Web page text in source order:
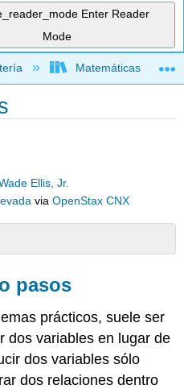
Enter Reader
Mode
global
Matemáticas
Ellis, Jr.
viaOpenStax CNX
pasos
prácticos, suele ser
dos variables en lugar de
dos variables sólo
dos relaciones dentro